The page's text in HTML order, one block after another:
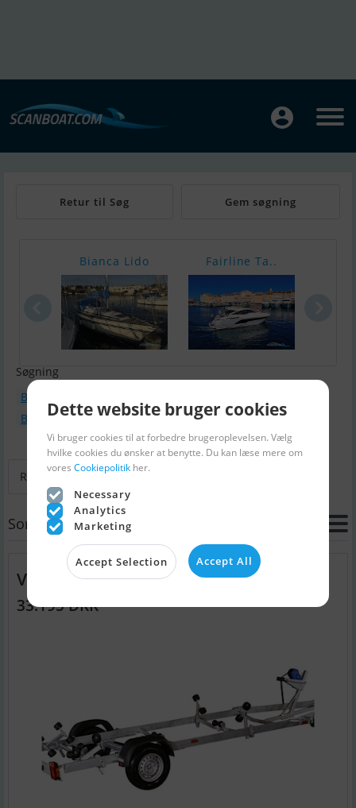
Retur til Søg Gem søgning
Bianca Lido Fairline Ta..
Søgning
Bådtype : Bådtrailer
Bådmodel : Variant Ocean 1800
Retur til Søg
Sortering
Variant Ocean 1800
33.195 DKK
Dette website bruger cookies
Vi bruger cookies til at forbedre brugeroplevelsen. Vælg
hvilke cookies du ønsker at benytte. Du kan læse mere om
vores Cookiepolitik her.
Necessary
Analytics
Marketing
Accept Selection Accept All